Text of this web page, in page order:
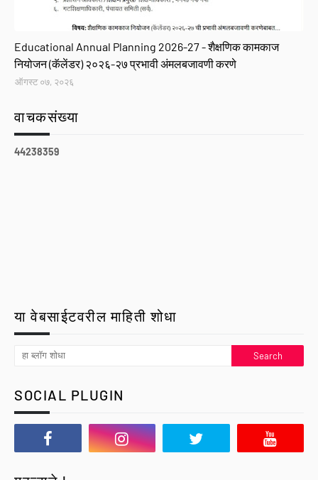
Educational Annual Planning 2026-27 - शैक्षणिक कामकाज
नियोजन (कॅलेंडर) २०२६-२७ प्रभावी अंमलबजावणी करणे
ऑगस्ट ०७, २०२६
वाचकसंख्या
44238359
या वेबसाईटवरील माहिती शोधा
SOCIAL PLUGIN